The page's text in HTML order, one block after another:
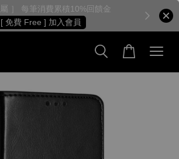
屬 ］ 每筆消費累積10%回饋金
[ 免費 Free ] 加入會員